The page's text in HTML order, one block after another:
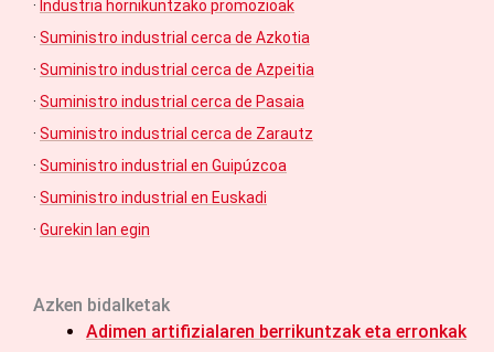
· Industria hornikuntzako promozioak
· Suministro industrial cerca de Azkotia
· Suministro industrial cerca de Azpeitia
· Suministro industrial cerca de Pasaia
· Suministro industrial cerca de Zarautz
· Suministro industrial en Guipúzcoa
· Suministro industrial en Euskadi
· Gurekin lan egin
Azken bidalketak
Adimen artifizialaren berrikuntzak eta erronkak